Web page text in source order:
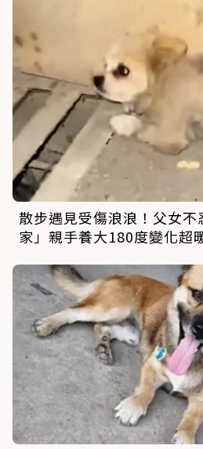
散步遇見受傷浪浪！父女不
家」親手養大180度變化超